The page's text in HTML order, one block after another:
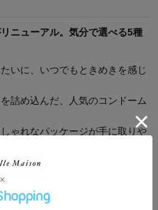
ニューアル。気分で選べる5種
いに、いつでもときめきを感じ
詰め込んだ、人気のコンドーム
ゃれなパッケージが手に取りや
3箱セットです。
てお届けします。
すめ。マリンコラーゲン・ヒア
ゼリー付き。